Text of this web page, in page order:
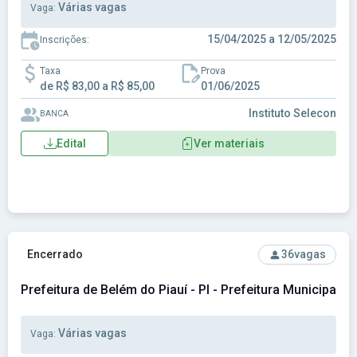
Vaga: Várias vagas
Inscrições: 15/04/2025 a 12/05/2025
Taxa
de R$ 83,00 a R$ 85,00
Prova
01/06/2025
BANCA Instituto Selecon
Edital Ver materiais
Ver concurso: Prefeitura de Belém do Piauí - PI -
Encerrado 36vagas
Prefeitura de Belém do Piauí - PI - Prefeitura Municipal
Vaga: Várias vagas